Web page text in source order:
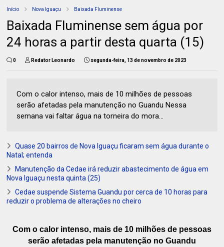
Início Nova Iguaçu Baixada Fluminense
Baixada Fluminense sem água por
24 horas a partir desta quarta (15)
0 Redator Leonardo segunda-feira, 13 de novembro de 2023
Com o calor intenso, mais de 10 milhões de pessoas
serão afetadas pela manutenção no Guandu Nessa
semana vai faltar água na torneira do mora...
Quase 20 bairros de Nova Iguaçu ficaram sem água durante o
Natal; entenda
Manutenção da Cedae irá reduzir abastecimento de água em
Nova Iguaçu nesta quinta (25)
Cedae suspende Sistema Guandu por cerca de 10 horas para
reduzir o problema de alterações no cheiro
Com o calor intenso, mais de 10 milhões de pessoas
serão afetadas pela manutenção no Guandu